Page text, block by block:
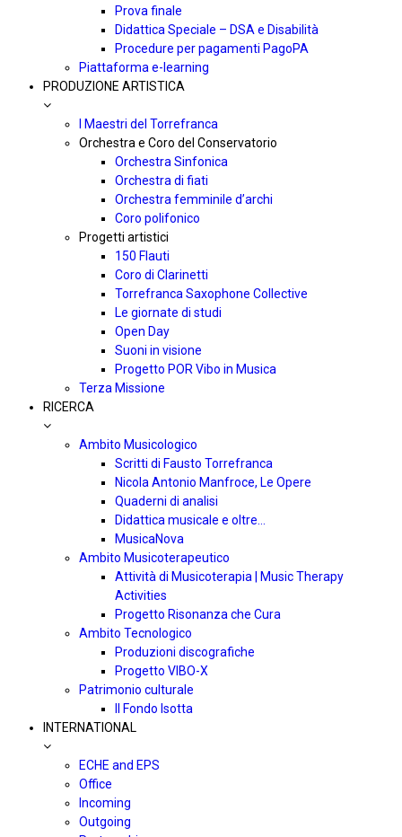
Prova finale
Didattica Speciale – DSA e Disabilità
Procedure per pagamenti PagoPA
Piattaforma e-learning
PRODUZIONE ARTISTICA
I Maestri del Torrefranca
Orchestra e Coro del Conservatorio
Orchestra Sinfonica
Orchestra di fiati
Orchestra femminile d’archi
Coro polifonico
Progetti artistici
150 Flauti
Coro di Clarinetti
Torrefranca Saxophone Collective
Le giornate di studi
Open Day
Suoni in visione
Progetto POR Vibo in Musica
Terza Missione
RICERCA
Ambito Musicologico
Scritti di Fausto Torrefranca
Nicola Antonio Manfroce, Le Opere
Quaderni di analisi
Didattica musicale e oltre…
MusicaNova
Ambito Musicoterapeutico
Attività di Musicoterapia | Music Therapy
Activities
Progetto Risonanza che Cura
Ambito Tecnologico
Produzioni discografiche
Progetto VIBO-X
Patrimonio culturale
Il Fondo Isotta
INTERNATIONAL
ECHE and EPS
Office
Incoming
Outgoing